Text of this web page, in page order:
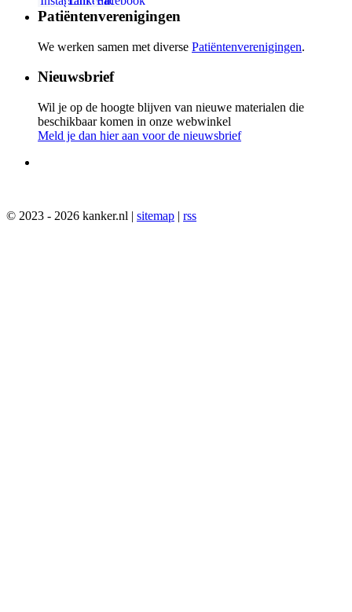
Patiëntenverenigingen
We werken samen met diverse Patiëntenverenigingen.
Nieuwsbrief
Wil je op de hoogte blijven van nieuwe materialen die
beschikbaar komen in onze webwinkel
Meld je dan hier aan voor de nieuwsbrief
© 2023 - 2026 kanker.nl | sitemap | rss